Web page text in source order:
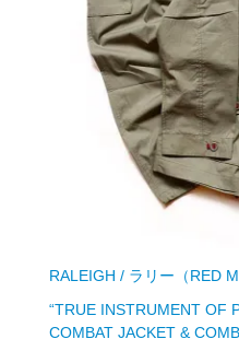
RALEIGH / ラリー（RED
“TRUE INSTRUMENT OF
COMBAT JACKET &